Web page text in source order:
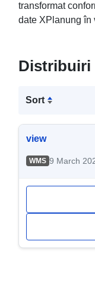
transformat
date XPlanung în
Distribuiri
Sort
view
WMS 9 March